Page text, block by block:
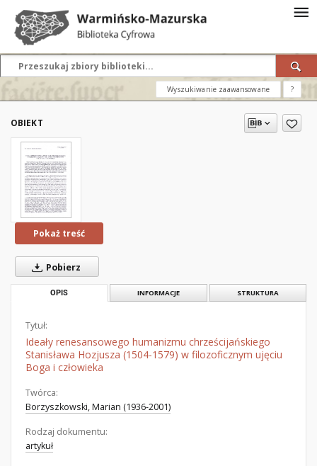
Wyszukiwanie zaawansowane ?
OBIEKT
Pokaż treść
Pobierz
OPIS INFORMACJE STRUKTURA
Tytuł:
Ideały renesansowego humanizmu chrześcijańskiego
Stanisława Hozjusza (1504-1579) w filozoficznym ujęciu
Boga i człowieka
Twórca:
Borzyszkowski, Marian (1936-2001)
Rodzaj dokumentu:
artykuł